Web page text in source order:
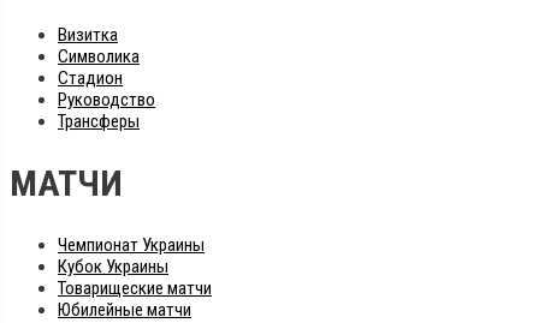
Визитка
Символика
Стадион
Руководство
Трансферы
МАТЧИ
Чемпионат Украины
Кубок Украины
Товарищеские матчи
Юбилейные матчи